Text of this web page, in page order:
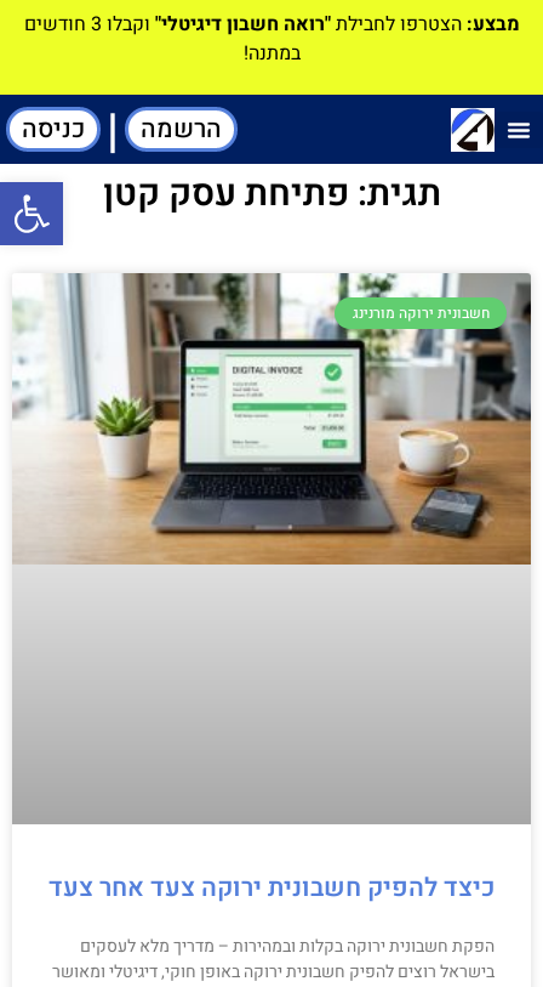
מבצע: הצטרפו לחבילת"רואה חשבון דיגיטלי"
וקבלו 3 חודשים
במתנה!
הרשמה | כניסה
תגית: פתיחת עסק קטן
חשבונית ירוקה מורנינג
כיצד להפיק חשבונית ירוקה צעד אחר צעד
הפקת חשבונית ירוקה בקלות ובמהירות – מדריך מלא לעסקים
בישראל רוצים להפיק חשבונית ירוקה באופן חוקי, דיגיטלי ומאושר
פתח